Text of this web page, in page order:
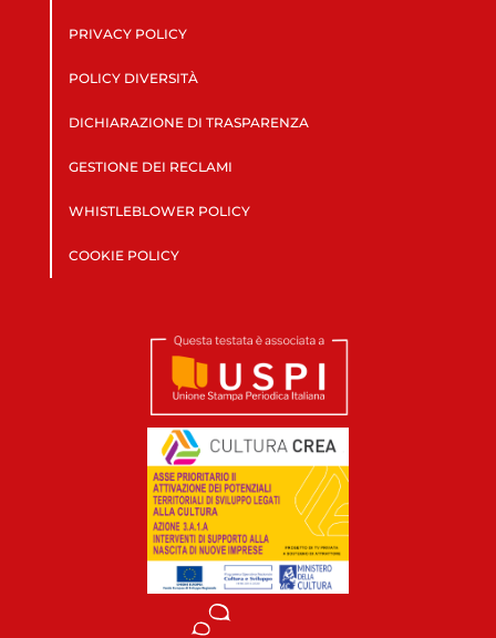
PRIVACY POLICY
POLICY DIVERSITÀ
DICHIARAZIONE DI TRASPARENZA
GESTIONE DEI RECLAMI
WHISTLEBLOWER POLICY
COOKIE POLICY